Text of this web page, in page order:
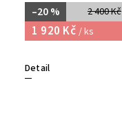
2 400 Kč
–20 %
1 920 Kč / ks
Detail